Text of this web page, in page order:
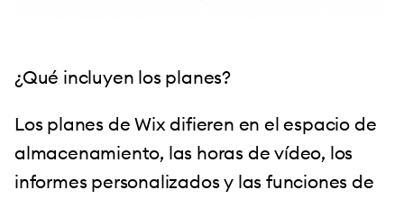
¿Qué incluyen los planes?
Los planes de Wix difieren en el espacio de
almacenamiento, las horas de vídeo, los
informes personalizados y las funciones de